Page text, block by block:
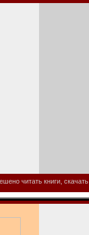
читать книги,